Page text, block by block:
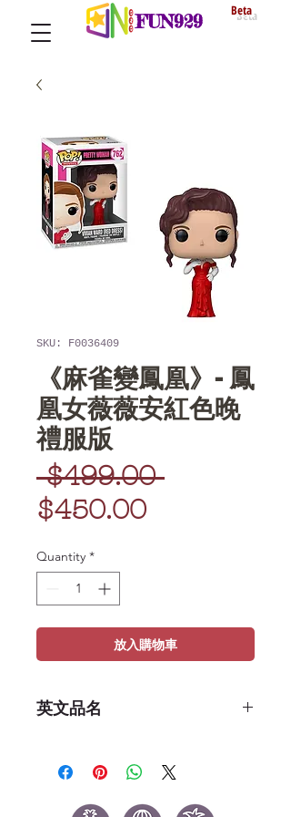
FUN929 Beta
SKU: F0036409
《麻雀變鳳凰》- 鳳
凰女薇薇安紅色晚
禮服版
$499.00 Regular
$450.00Sale
Quantity *
放入購物車
英文品名
Vivian (red dress)